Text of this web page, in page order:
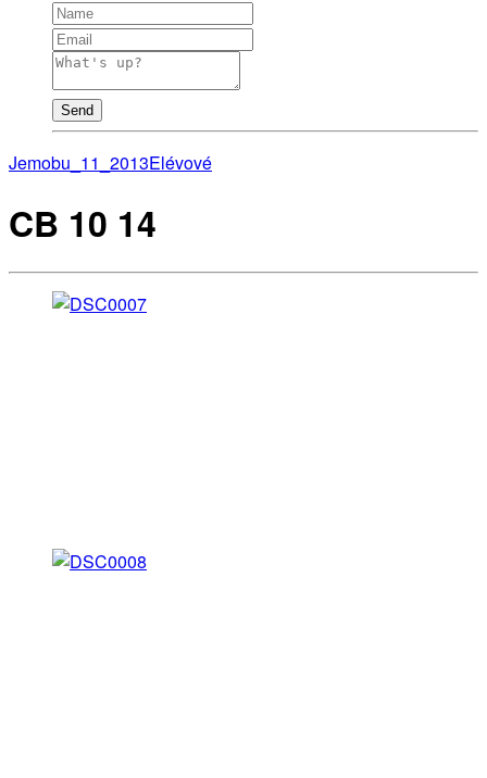
Send
Jemobu_11_2013Elévové
CB 10 14